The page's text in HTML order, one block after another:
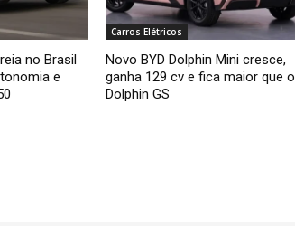
no Brasil
e
Carros Elétricos
Novo BYD Dolphin Mini cresce,
ganha 129 cv e fica maior que o
Dolphin GS